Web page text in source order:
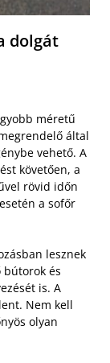
dolgát
méretű
által
vehető. A
követően, a
rövid időn
a sofőr
lesznek
bútorok és
is. A
Nem kell
olyan